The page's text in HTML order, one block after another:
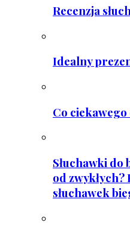
Recenzja
Idealny
Co
Słuchawki do
od
słuchawek